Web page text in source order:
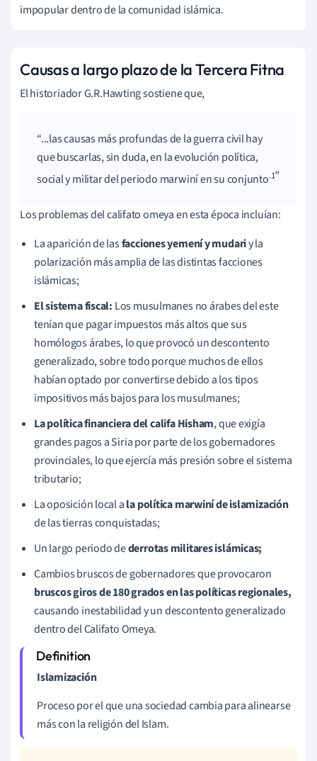
impopular dentro de la comunidad islámica.
Causas a largo plazo de la Tercera Fitna
El historiador G.R.Hawting sostiene que,
...las causas más profundas de la guerra civil hay
que buscarlas, sin duda, en la evolución política,
social y militar del periodo marwiní en su conjunto.1
Los problemas del califato omeya en esta época incluían:
La aparición de lasfacciones yemení y mudariy la
polarización más amplia de las distintas facciones
islámicas;
El sistema fiscal: Los musulmanes no árabes del este
tenían que pagar impuestos más altos que sus
homólogos árabes, lo que provocó un descontento
generalizado, sobre todo porque muchos de ellos
habían optado por convertirse debido a los tipos
impositivos más bajos para los musulmanes;
La política financiera del califa Hisham, que exigía
grandes pagos a Siria por parte de los gobernadores
provinciales, lo que ejercía más presión sobre el sistema
tributario;
La oposición local ala política marwiní de islamización
de las tierras conquistadas;
Un largo periodo dederrotas militares islámicas;
Cambios bruscos de gobernadores que provocaron
bruscos giros de 180 grados en las políticas regionales,
causando inestabilidad y un descontento generalizado
dentro del Califato Omeya.
Islamización
Proceso por el que una sociedad cambia para alinearse
más con la religión del Islam.